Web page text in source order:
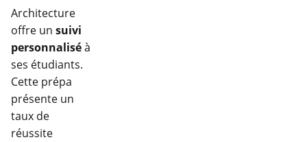
Architecture
offre un suivi
personnaliséà
ses étudiants.
Cette prépa
présente un
taux de
réussite